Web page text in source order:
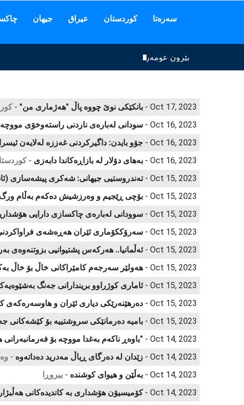
سەرەتا كوردستان عیراق جیهان
بێرون عومەر فەتاح سەردانی کونسوڵخانەی کۆماری
Oct 17, 2023 - بانكێكی نوێ‌ چووە پاڵ "هەژماری من" -
Oct 16, 2023 -
سودانی لەبارەی ناردنی راستەوخۆی
Oct 16, 2023 -
جۆو بایدن: داگیرکردنی غەززە لەلایەن
Oct 16, 2023 -
بەهای دۆلار لە بازاڕەکاندا دابەزی -
Oct 15, 2023 -
ته‌ندروستیی جیهانی: شه‌كری پیشه‌سازی
Oct 15, 2023 -
بۆچی ڕێجیم و وەرزشیش دەکەم بەڵام ورگ
Oct 15, 2023 -
سوودانی لەبارەی چاكسازی دارایی
Oct 15, 2023 -
سەرۆککۆمارى ئێران هەڕەشەی
Oct 15, 2023 -
ئه‌ڵمانیا.. هه‌ركه‌س پشتیوانیی‌ بزوتنه‌وه‌ی
Oct 15, 2023 -
هەولێر سەرجەم كامێراكانی خاڵ بۆ خاڵ
Oct 15, 2023 -
ئاماری كوژراوو بریندارانی جەنگ
Oct 15, 2023 -
دەرهێنەرێكی دیاری ئێران و هاوسەرەكەی
Oct 15, 2023 -
بامیە دەرمانێكی سروشتییە بۆ كێشەكانی
Oct 14, 2023 -
"باوه‌ڕ ناكه‌م به‌غدا مووچه‌ بۆ
Oct 14, 2023 -
زێدان لە دەرگای ڕیاڵ مەدرید دەداتەوە -
Oct 14, 2023 -
بەڵێن و هیوای كوشندە - بیروڕا
Oct 14, 2023 -
كۆمیسیۆن هۆشداری بە كاندیدەكانی